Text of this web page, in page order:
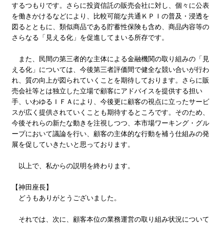
するつもりです。さらに投資信託の販売会社に対し、個々に公表
を働きかけるなどにより、比較可能な共通ＫＰＩの普及・浸透を
図るとともに、類似商品である貯蓄性保険も含め、商品内容等の
さらなる「見える化」を促進してまいる所存です。
また、民間の第三者的な主体による金融機関の取り組みの「見
える化」については、今後第三者評価間で健全な競い合いが行わ
れ、質の向上が図られていくことを期待しております。さらに販
売会社等とは独立した立場で顧客にアドバイスを提供する担い
手、いわゆるＩＦＡにより、今後更に顧客の視点に立ったサービ
スが広く提供されていくことも期待するところです。そのため、
今後それらの新たな動きを注視しつつ、本市場ワーキング・グル
ープにおいて議論を行い、顧客の主体的な行動を補う仕組みの発
展を促していきたいと思っております。
以上で、私からの説明を終わります。
【神田座長】
どうもありがとうございました。
それでは、次に、顧客本位の業務運営の取り組み状況について